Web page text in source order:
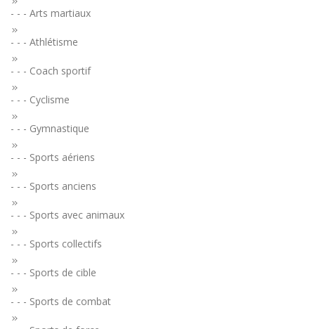
- - - Arts martiaux
- - - Athlétisme
- - - Coach sportif
- - - Cyclisme
- - - Gymnastique
- - - Sports aériens
- - - Sports anciens
- - - Sports avec animaux
- - - Sports collectifs
- - - Sports de cible
- - - Sports de combat